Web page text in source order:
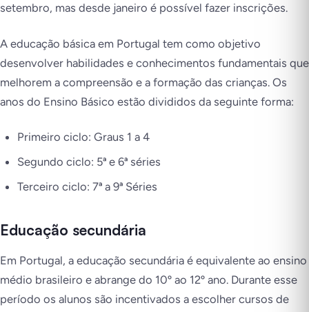
setembro, mas desde janeiro é possível fazer inscrições.
A educação básica em Portugal tem como objetivo
desenvolver habilidades e conhecimentos fundamentais que
melhorem a compreensão e a formação das crianças. Os
anos do Ensino Básico estão divididos da seguinte forma:
Primeiro ciclo: Graus 1 a 4
Segundo ciclo: 5ª e 6ª séries
Terceiro ciclo: 7ª a 9ª Séries
Educação secundária
Em Portugal, a educação secundária é equivalente ao ensino
médio brasileiro e abrange do 10º ao 12º ano. Durante esse
período os alunos são incentivados a escolher cursos de